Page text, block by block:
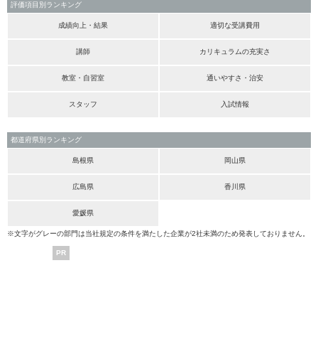
評価項目別ランキング
成績向上・結果 適切な受講費用
講師 カリキュラムの充実さ
教室・自習室 通いやすさ・治安
スタッフ 入試情報
都道府県別ランキング
島根県 岡山県
広島県 香川県
愛媛県
※文字がグレーの部門は当社規定の条件を満たした企業が2社未満のため発表しておりません。
PR